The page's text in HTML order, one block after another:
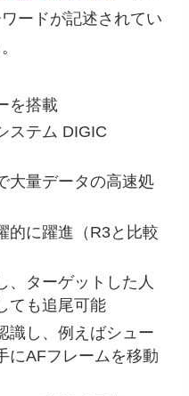
ードが記述されてい
を搭載
ステム DIGIC
大量データの高速処
的に躍進（R3と比較
、ターゲットした人
ても追尾可能
識し、例えばシュー
にAFフレームを移動